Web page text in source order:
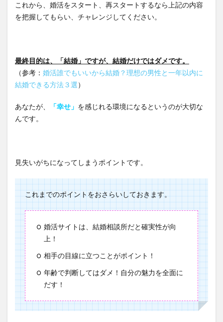
これから、婚活をスタート、再スタートするなら上記の内容
を把握してもらい、チャレンジしてください。
最終目的は、「結婚」ですが、結婚だけではダメです。
（参考： 婚活誰でもいいから結婚？理想の男性と一年以内に
結婚できる方法３選）
あなたが、 「幸せ」 を感じれる環境になるというのが大切な
んです。
見失いがちになってしまうポイントです。
これまでのポイントをおさらいしておきます。
婚活サイトは、結婚相談所だと確実性が向
上！
相手の目線に立つことがポイント！
年齢で判断してはダメ！自分の魅力を全面に
だす！